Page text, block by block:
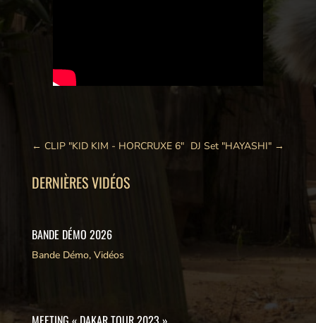
← CLIP "KID KIM - HORCRUXE 6" DJ Set "HAYASHI" →
DERNIÈRES VIDÉOS
BANDE DÉMO 2026
Bande Démo, Vidéos